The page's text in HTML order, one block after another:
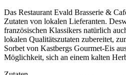
Das Restaurant Evald Brasserie &
Zutaten von lokalen Lieferanten.
französischen Klassikers natürlich
lokalen Qualitätszutaten zubereitet,
Sorbet von Kastbergs Gourmet-Eis
Möglichkeit, sich an einem kalten